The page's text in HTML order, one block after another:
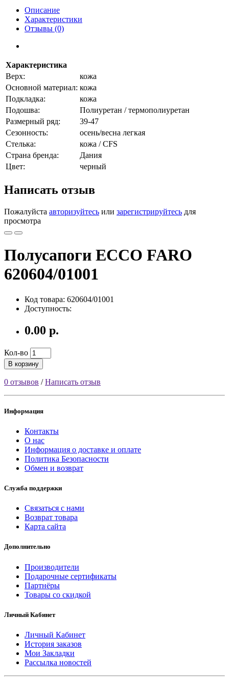
Описание
Характеристики
Отзывы (0)
Характеристика
Верх:
кожа
Основной материал: кожа
Подкладка:
кожа
Подошва:
Полиуретан / термополиуретан
Размерный ряд:
39-47
Сезонность:
осень/весна легкая
Стелька:
кожа / CFS
Страна бренда:
Дания
Цвет:
черный
Написать отзыв
Пожалуйста авторизуйтесь или зарегистрируйтесь для
просмотра
Полусапоги ECCO FARO
620604/01001
Код товара: 620604/01001
Доступность:
0.00 р.
Кол-во
В корзину
0 отзывов /Написать отзыв
Информация
Контакты
О нас
Информация о доставке и оплате
Политика Безопасности
Обмен и возврат
Служба поддержки
Связаться с нами
Возврат товара
Карта сайта
Дополнительно
Производители
Подарочные сертификаты
Партнёры
Товары со скидкой
Личный Кабинет
Личный Кабинет
История заказов
Мои Закладки
Рассылка новостей